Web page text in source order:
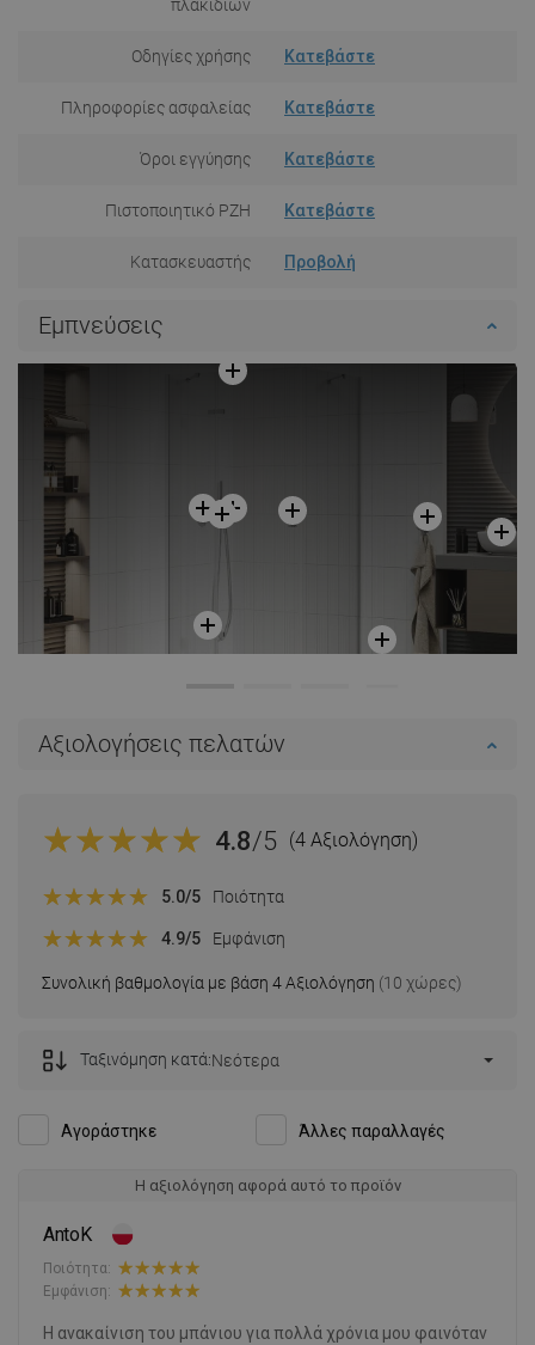
πλακιδίων
Οδηγίες χρήσης Κατεβάστε
Πληροφορίες ασφαλείας Κατεβάστε
Όροι εγγύησης Κατεβάστε
Πιστοποιητικό PZH Κατεβάστε
Κατασκευαστής Προβολή
Εμπνεύσεις
Αξιολογήσεις πελατών
4.8/5 (4 Αξιολόγηση)
Συνολική βαθμολογία με βάση 4 Αξιολόγηση (10 χώρες)
5.0/5 Ποιότητα
4.9/5 Εμφάνιση
Αγοράστηκε Άλλες παραλλαγές
Ταξινόμηση κατά:Νεότερα
Η αξιολόγηση αφορά αυτό το προϊόν
AntoK
Ποιότητα:
Εμφάνιση:
Η ανακαίνιση του μπάνιου για πολλά χρόνια μου φαινόταν